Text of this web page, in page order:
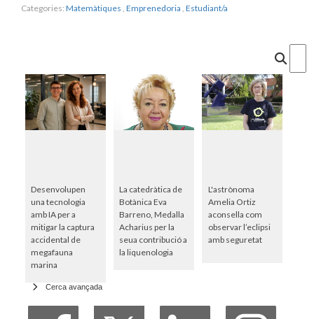
Categories: Matemàtiques Emprenedoria Estudiant/a
Desenvolupen
una tecnologia
amb IA per a
mitigar la captura
accidental de
megafauna
marina
La catedràtica de
Botànica Eva
Barreno, Medalla
Acharius per la
seua contribució a
la liquenologia
L'astrònoma
Amelia Ortiz
aconsella com
observar l’eclipsi
amb seguretat
Cerca avançada